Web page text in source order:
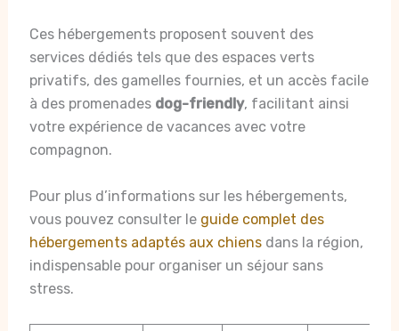
Ces hébergements proposent souvent des
services dédiés tels que des espaces verts
privatifs, des gamelles fournies, et un accès facile
à des promenades dog-friendly, facilitant ainsi
votre expérience de vacances avec votre
compagnon.
Pour plus d’informations sur les hébergements,
vous pouvez consulter le guide complet des
hébergements adaptés aux chiensdans la région,
indispensable pour organiser un séjour sans
stress.